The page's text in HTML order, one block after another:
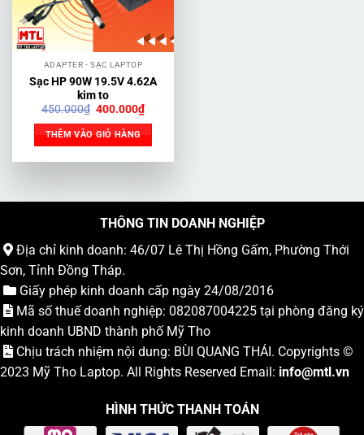
ADAPTER - SẠC LAPTOP
Sạc HP 90W 19.5V 4.62A
kim to
450.000₫ Giá
là:
450.000₫.
400.000₫Giá
hiện
400.000₫.
THÊM VÀO GIỎ HÀNG
THÔNG TIN DOANH NGHIỆP
Địa chỉ kinh doanh: 46/07 Lê Thị Hồng Gấm, Phường Thới
Sơn, Tỉnh Đồng Tháp.
Giấy phép kinh doanh cấp ngày 24/08/2016
Mã số thuế doanh nghiệp: 082087004225 tại phòng đăng ký
kinh doanh UBND thành phố Mỹ Tho
Chịu trách nhiệm nội dung: BÙI QUANG THÁI. Copyrights ©
2023 Mỹ Tho Laptop. All Rights Reserved Email: info@mtl.vn
HÌNH THỨC THANH TOÁN